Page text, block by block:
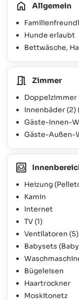
Allgemein
Hunde erlaubt
Bettwäsche,
Zimmer
Doppelzimmer
Innenbäder (2)
Gäste-Innen-
Gäste-Außen-
Heizung
Kamin
Internet
TV (1)
Ventilatoren (5)
Babysets
Bügeleisen
Haartrockner
Moskitonetz